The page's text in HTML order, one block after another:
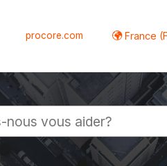
procore.com France